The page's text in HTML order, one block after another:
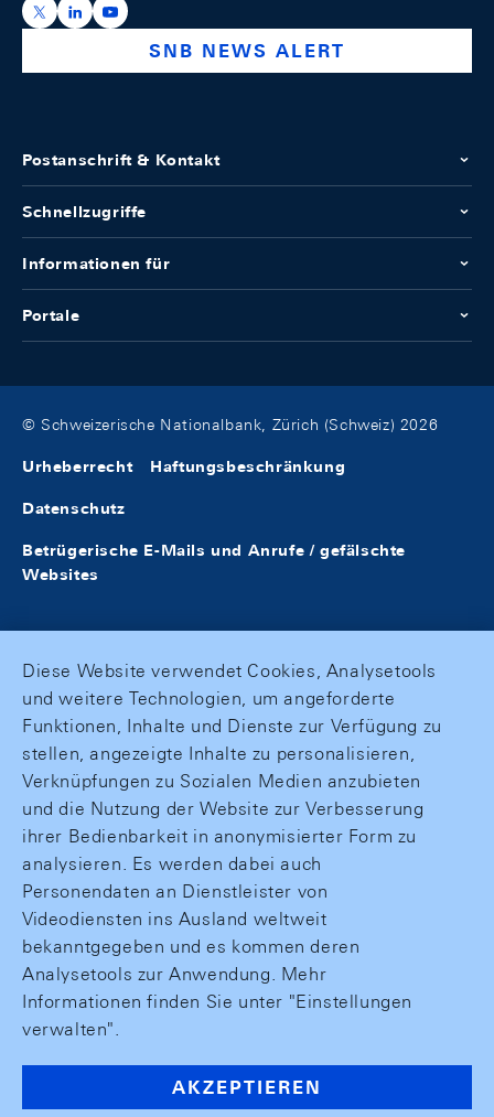
https://x.com/snb_bns
https://ch.linkedin.com/company/swiss-national-
https://www.youtube.com/@swissnationalbank
SNB NEWS ALERT
Postanschrift & Kontakt
Schnellzugriffe
Informationen für
Portale
© Schweizerische Nationalbank, Zürich (Schweiz) 2026
Urheberrecht Haftungsbeschränkung
Datenschutz
Betrügerische E-Mails und Anrufe / gefälschte
Websites
Diese Website verwendet Cookies, Analysetools
und weitere Technologien, um angeforderte
Funktionen, Inhalte und Dienste zur Verfügung zu
stellen, angezeigte Inhalte zu personalisieren,
Verknüpfungen zu Sozialen Medien anzubieten
und die Nutzung der Website zur Verbesserung
ihrer Bedienbarkeit in anonymisierter Form zu
analysieren. Es werden dabei auch
Personendaten an Dienstleister von
Videodiensten ins Ausland weltweit
bekanntgegeben und es kommen deren
Analysetools zur Anwendung. Mehr
Informationen finden Sie unter "Einstellungen
verwalten".
AKZEPTIEREN